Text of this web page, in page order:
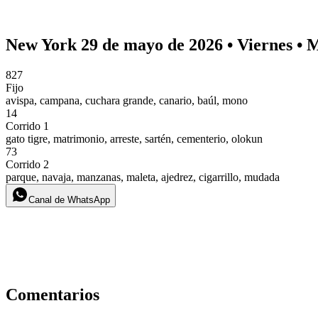
New York 29 de mayo de 2026 • Viernes •
827
Fijo
avispa, campana, cuchara grande, canario, baúl, mono
14
Corrido 1
gato tigre, matrimonio, arreste, sartén, cementerio, olokun
73
Corrido 2
parque, navaja, manzanas, maleta, ajedrez, cigarrillo, mudada
Canal de WhatsApp
Comentarios